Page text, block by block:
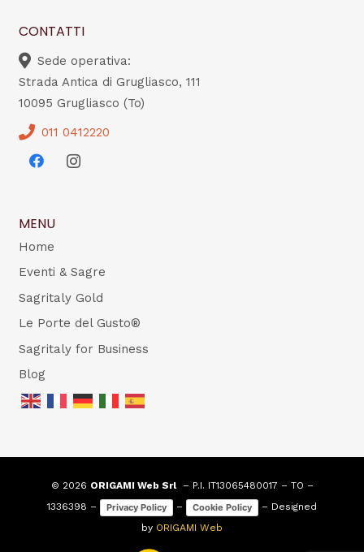
CONTATTI
Sede operativa:
Strada Antica di Grugliasco, 111
10095 Grugliasco (To)
011 0412220
MENU
Home
Eventi & Sagre
Sagritaly Gold
Le Porte del Gusto®
Sagritaly for Business
Blog
© 2026 ORIGAMI Web Srl– P.I. IT13065480017 – TO –
1336398 –
Privacy Policy – Cookie Policy
– Designed
by ORIGAMI Web